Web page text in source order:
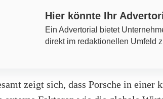
Hier könnte Ihr
Ein Advertorial bietet
direkt im redaktionellen Umfeld
zeigt sich, dass Porsche in einer